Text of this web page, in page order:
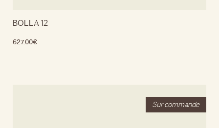
BOLLA 12
627.00€